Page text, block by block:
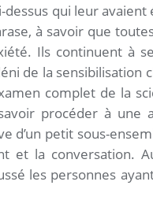
dessus qui leur
à savoir que
Ils continuent à
de la sensibilisation
complet de la
procéder à
petit sous-
et la conversation.
les personnes